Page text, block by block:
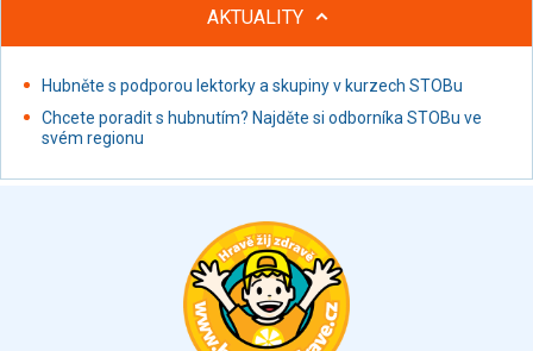
Nápoje alkoholické
Restaurace, jídelny, hotová jídla
Fastfood
Studená kuchyně, lahůdkářské výrobky
AKTUALITY
Hubněte s podporou lektorky a skupiny v kurzech STOBu
Chcete poradit s hubnutím? Najděte si odborníka STOBu ve
svém regionu